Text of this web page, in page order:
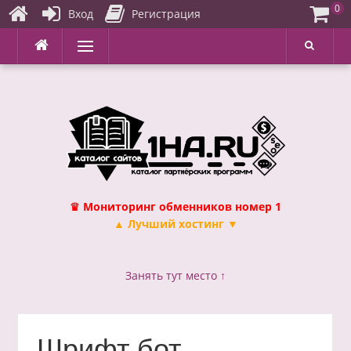
Перейти
содержимому
Меню
♛ Мониторинг обменников номер 1
▲ Лучший хостинг ▼
Занять тут место ↑
Вход Регистрация 0